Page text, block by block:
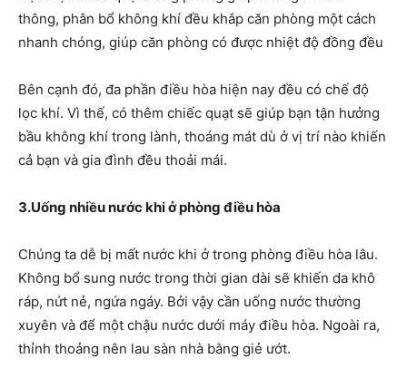
thông, phân bổ không khí đều khắp căn phòng một cách
nhanh chóng, giúp căn phòng có được nhiệt độ đồng đều
Bên cạnh đó, đa phần điều hòa hiện nay đều có chế độ
lọc khí. Vì thế, có thêm chiếc quạt sẽ giúp bạn tận hưởng
bầu không khí trong lành, thoáng mát dù ở vị trí nào khiến
cả bạn và gia đình đều thoải mái.
3.Uống nhiều nước khi ở phòng điều hòa
Chúng ta dễ bị mất nước khi ở trong phòng điều hòa lâu.
Không bổ sung nước trong thời gian dài sẽ khiến da khô
ráp, nứt nẻ, ngứa ngáy. Bởi vậy cần uống nước thường
xuyên và để một chậu nước dưới máy điều hòa. Ngoài ra,
thỉnh thoảng nên lau sàn nhà bằng giẻ ướt.